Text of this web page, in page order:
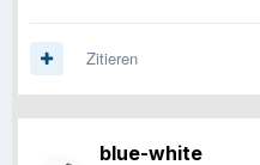
Zitieren
blue-white